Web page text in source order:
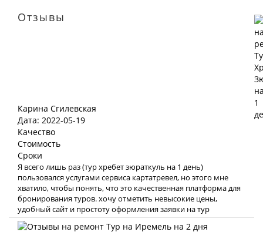
Отзывы
Карина Сгилевская
Дата: 2022-05-19
Качество
Стоимость
Сроки
Я всего лишь раз (тур хребет зюраткуль на 1 день)
пользовался услугами сервиса картатревел, но этого мне
хватило, чтобы понять, что это качественная платформа для
бронирования туров. хочу отметить невысокие цены,
удобный сайт и простоту оформления заявки на тур